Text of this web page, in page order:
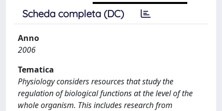
Scheda completa (DC)
Anno
2006
Tematica
Physiology considers resources that study the
regulation of biological functions at the level of the
whole organism. This includes research from